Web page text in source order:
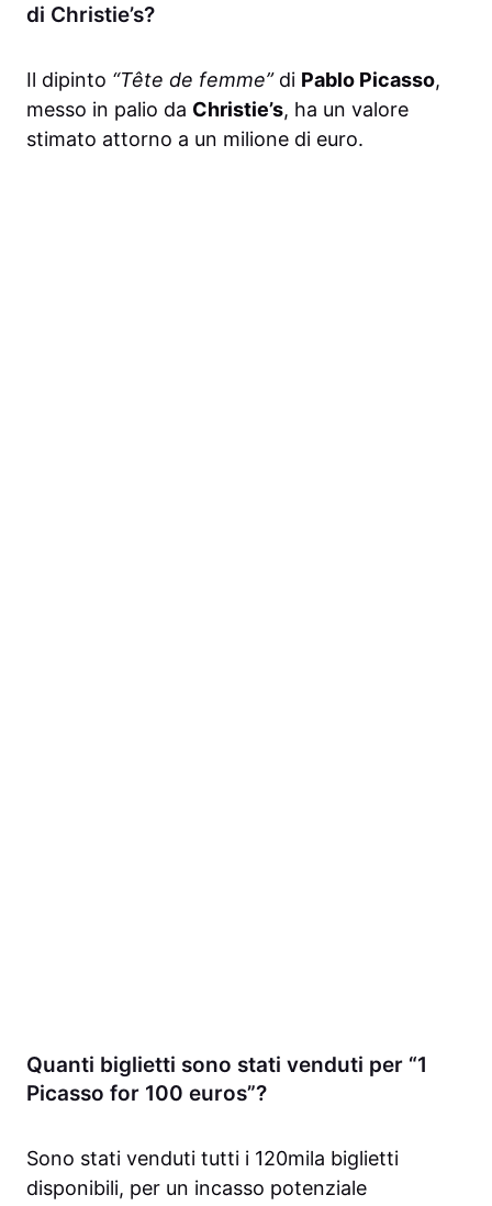
di Christie’s?
Il dipinto “Tête de femme”di Pablo Picasso,
messo in palio da Christie’s, ha un valore
stimato attorno a un milione di euro.
Quanti biglietti sono stati venduti per “1
Picasso for 100 euros”?
Sono stati venduti tutti i 120mila biglietti
disponibili, per un incasso potenziale